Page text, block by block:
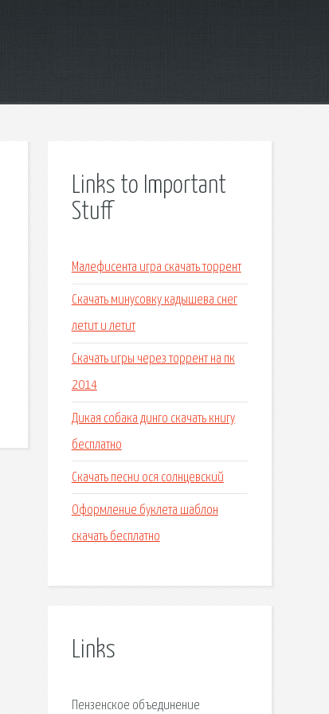
Links to Important
Stuff
Малефисента игра скачать торрент
Скачать минусовку кадышева снег
летит и летит
Скачать игры через торрент на пк
2014
Дикая собака динго скачать книгу
бесплатно
Скачать песни ося солнцевский
Оформление буклета шаблон
скачать бесплатно
Links
Пензенское объединение